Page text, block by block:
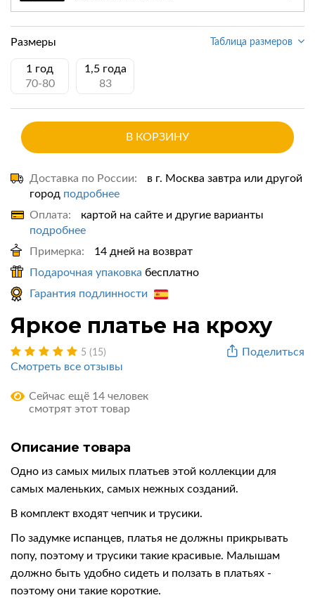
Таблица размеров
Размеры
1 год
70-80
1,5 года
83
В КОРЗИНУ
Доставка по России:
в г. Москва завтра или другой
город подробнее
Оплата:
картой на сайте и другие варианты
подробнее
Примерка:
14 дней на возврат
Подарочная упаковка бесплатно
Гарантия подлинности
Яркое платье на кроху
Поделиться
5 (15)
Смотреть все отзывы
Сейчас ещё 14 человек
смотрят этот товар
Описание товара
Одно из самых милых платьев этой коллекции для
самых маленьких, самых нежных созданий.
В комплект входят чепчик и трусики.
По задумке испанцев, платья не должны прикрывать
попу, поэтому и трусики такие красивые. Малышам
должно быть удобно сидеть и ползать в платьях -
поэтому они такие короткие.